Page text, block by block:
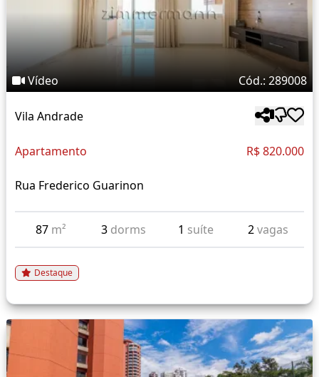
Vídeo Cód.: 289008
Vila Andrade
Apartamento R$ 820.000
Rua Frederico Guarinon
87 m² 3 dorms 1 suíte 2vagas
Destaque